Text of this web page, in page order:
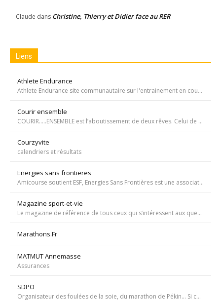
Claude dans Christine, Thierry et Didier face au RER
Liens
Athlete Endurance
Athlete Endurance site communautaire sur l'entrainement en course à pied
Courir ensemble
COURIR…..ENSEMBLE est l’aboutissement de deux rêves. Celui de Tiffany qui, malgré une tumeur à la jambe voulait participer à la course de l’Escalade et celui de Carole, animatrice bénévole de l’atelier de bricolage du service d’oncopédiatrie de l’Hôpital
Courzyvite
calendriers et résultats
Energies sans frontieres
Amicourse soutient ESF, Energies Sans Frontières est une association ayant pour objet l'aide au développement des pays les plus pauvres en favorisant l'accès à l'eau et à l'électricité
Magazine sport-et-vie
Le magazine de référence de tous ceux qui s’intéressent aux questions d’entraînement, de nutrition, de dopage, de physiologie, de psychologie et de médecine du sport.
Marathons.Fr
MATMUT Annemasse
Assurances
SDPO
Organisateur des foulées de la soie, du marathon de Pékin... Si courir était notre seul but, nous passerions à côté de moments inoubliables ». Depuis 1996 SDPOrganisation, spécialiste de la course aventure à vocation sportive et culturelle